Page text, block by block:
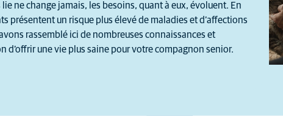
lie ne change jamais, les besoins, quant à eux, évoluent. En
présentent un risque plus élevé de maladies et d’affections
avons rassemblé ici de nombreuses connaissances et
d’offrir une vie plus saine pour votre compagnon senior.